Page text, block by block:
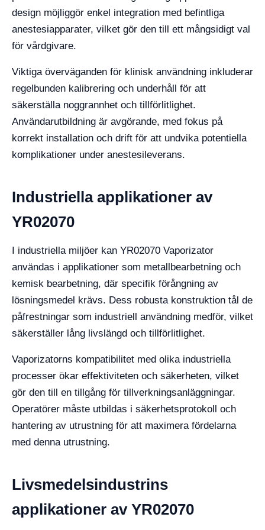
design möjliggör enkel integration med befintliga
anestesiapparater, vilket gör den till ett mångsidigt val
för vårdgivare.
Viktiga överväganden för klinisk användning inkluderar
regelbunden kalibrering och underhåll för att
säkerställa noggrannhet och tillförlitlighet.
Användarutbildning är avgörande, med fokus på
korrekt installation och drift för att undvika potentiella
komplikationer under anestesileverans.
Industriella applikationer av
YR02070
I industriella miljöer kan YR02070 Vaporizator
användas i applikationer som metallbearbetning och
kemisk bearbetning, där specifik förångning av
lösningsmedel krävs. Dess robusta konstruktion tål de
påfrestningar som industriell användning medför, vilket
säkerställer lång livslängd och tillförlitlighet.
Vaporizatorns kompatibilitet med olika industriella
processer ökar effektiviteten och säkerheten, vilket
gör den till en tillgång för tillverkningsanläggningar.
Operatörer måste utbildas i säkerhetsprotokoll och
hantering av utrustning för att maximera fördelarna
med denna utrustning.
Livsmedelsindustrins
applikationer av YR02070